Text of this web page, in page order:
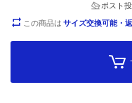
ポスト
この商品は サイズ交換可能・